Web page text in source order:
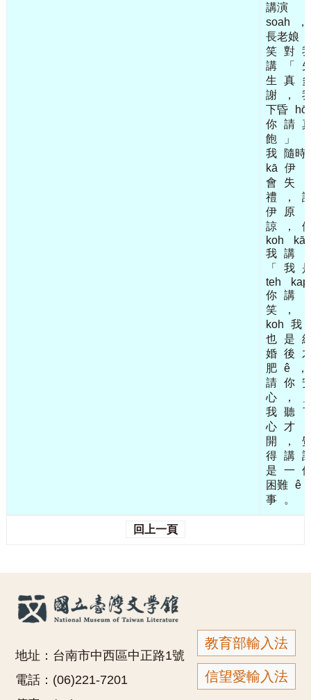
講演
soah
，
長老娘
笑 對
講
「
生
真
謝
，
下昏
hō͘
你 請
飽
」
我
隨時
kā
伊
會
失
禮
，
伊
原
諒
，
koh
kā
我 講
「
我
teh
kap
你 講
笑
，
koh
我
也
是
婚 後
肥 ê
，
請 你
心
，
我 聽
心
才
開
，
得 講
是
一
困難 ê
事
。
回上一頁
教育部輸入法
信望愛輸入法
地址：台南市中西區中正路1號
電話：(06)221-7201